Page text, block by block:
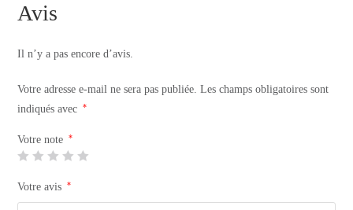
Avis
Il n’y a pas encore d’avis.
Votre adresse e-mail ne sera pas publiée. Les champs obligatoires sont
indiqués avec
*
Votre note *
Votre avis *